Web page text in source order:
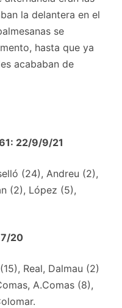
la delantera en el
se
hasta que ya
acababan de
22/9/9/21
(24), Andreu (2),
(2), López (5),
20
Real, Dalmau (2)
A.Comas (8),